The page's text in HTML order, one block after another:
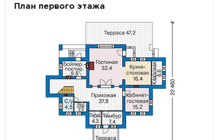
План первого этажа